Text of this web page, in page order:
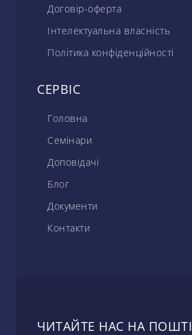
Договір-оферта
Інтелектуальна власність
Політика конфіденційності
СЕРВІС
Головна
Семінари
Доповідачі
Блог
Документи
Контакти
ЧИТАЙТЕ НАС НА ПОШТІ